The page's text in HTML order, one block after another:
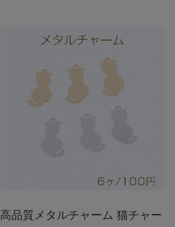
高品質メタルチャーム 猫チャー